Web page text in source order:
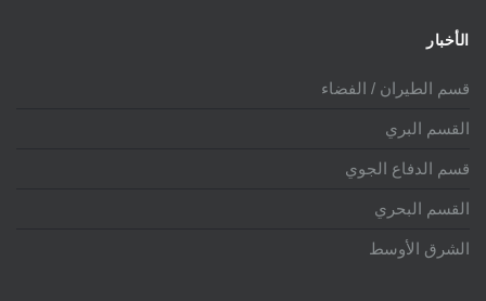
الأخبار
قسم الطيران / الفضاء
القسم البري
قسم الدفاع الجوي
القسم البحري
الشرق الأوسط